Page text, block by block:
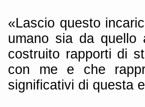
«Lascio questo
umano sia da quello
costruito rapporti di
con me e che
significativi di questa